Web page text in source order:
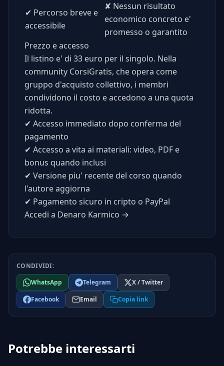
✔ Percorso breve e
accessibile
✘ Nessun risultato
economico concreto e'
promesso o garantito
Prezzo e accesso
Il listino e' di 33 euro per il singolo. Nella
community CorsiGratis, che opera come
gruppo d'acquisto collettivo, i membri
condividono il costo e accedono a una quota
ridotta.
✔ Accesso immediato dopo conferma del
pagamento
✔ Accesso a vita ai materiali: video, PDF e
bonus quando inclusi
✔ Versione piu' recente del corso quando
l'autore aggiorna
✔ Pagamento sicuro in cripto o PayPal
Accedi a Denaro Karmico →
CONDIVIDI:
WhatsApp
Telegram
X / Twitter
Facebook
Email Copia link
Potrebbe interessarti